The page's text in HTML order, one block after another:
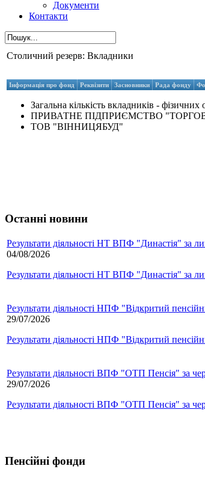
Документи
Контакти
Столичний резерв: Вкладники
Інформація про фонд Реквізити Засновники Рада фонду
Загальна кількість вкладників - фізичних
ПРИВАТНЕ ПІДПРИЄМСТВО
ТОВ "ВІННИЦЯБУД"
Останні новини
Результати діяльності НТ ВПФ "Династія" за
04/08/2026
Результати діяльності НТ ВПФ "Династія" за
Результати діяльності НПФ "Відкритий
29/07/2026
Результати діяльності НПФ "Відкритий
Результати діяльності ВПФ "ОТП Пенсія" за
29/07/2026
Результати діяльності ВПФ "ОТП Пенсія" за
Пенсійні фонди